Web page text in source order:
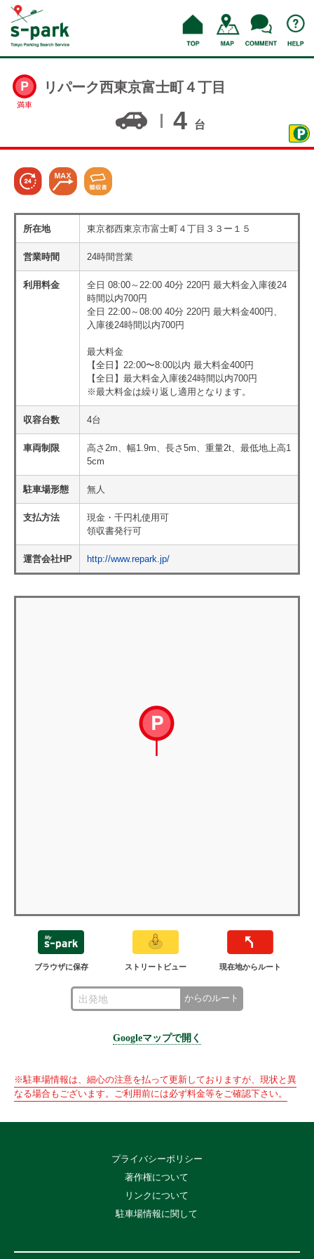
満車
リパーク西東京富士町４丁目
4 台
所在地 東京都西東京市富士町４丁目３３ー１５
営業時間 24時間営業
利用料金
全日 08:00～22:00 40分 220円 最大料金入庫後24
時間以内700円
全日 22:00～08:00 40分 220円 最大料金400円、
入庫後24時間以内700円
最大料金
【全日】22:00〜8:00以内 最大料金400円
【全日】最大料金入庫後24時間以内700円
※最大料金は繰り返し適用となります。
収容台数 4台
車両制限
高さ2m、幅1.9m、長さ5m、重量2t、最低地上高1
5cm
駐車場形態 無人
支払方法
現金・千円札使用可
領収書発行可
運営会社HP http://www.repark.jp/
ブラウザに保存 ストリートビュー 現在地からルート
からのルート
Googleマップで開く
※駐車場情報は、細心の注意を払って更新しておりますが、現状と異
なる場合もございます。ご利用前には必ず料金等をご確認下さい。
プライバシーポリシー
著作権について
リンクについて
駐車場情報に関して